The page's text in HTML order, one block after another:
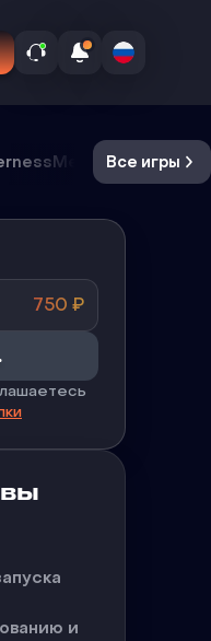
MecchaВсе игры
750 ₽
и